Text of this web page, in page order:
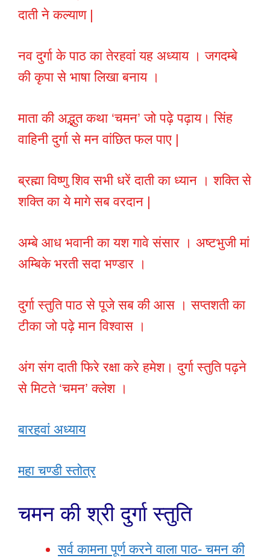
दाती ने कल्याण |
नव दुर्गा के पाठ का तेरहवां यह अध्याय । जगदम्बे
की कृपा से भाषा लिखा बनाय ।
माता की अद्भुत कथा ‘चमन’ जो पढ़े पढ़ाय। सिंह
वाहिनी दुर्गा से मन वांछित फल पाए |
ब्रह्मा विष्णु शिव सभी धरें दाती का ध्यान । शक्ति से
शक्ति का ये मागे सब वरदान |
अम्बे आध भवानी का यश गावे संसार । अष्टभुजी मां
अम्बिके भरती सदा भण्डार ।
दुर्गा स्तुति पाठ से पूजे सब की आस । सप्तशती का
टीका जो पढ़े मान विश्वास ।
अंग संग दाती फिरे रक्षा करे हमेश। दुर्गा स्तुति पढ़ने
से मिटते ‘चमन’ क्लेश ।
बारहवां अध्याय
महा चण्डी स्तोत्र
चमन की श्री दुर्गा स्तुति
सर्व कामना पूर्ण करने वाला पाठ- चमन की